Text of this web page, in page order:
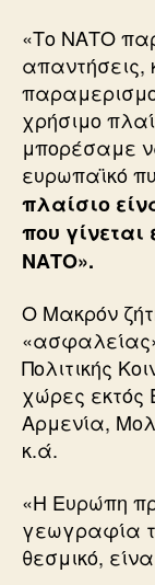
«Το ΝΑΤΟ
απαντήσεις,
χρήσιμο
μπορέσαμε
ευρωπαϊκό
πλαίσιο
που γίνεται
ΝΑΤΟ».
Ο Μακρόν
Πολιτικής
χώρες εκτός
Αρμενία,
κ.ά.
«Η Ευρώπη
γεωγραφία
θεσμικό,